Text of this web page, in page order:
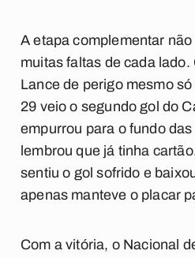
A etapa complementar
muitas faltas de cada
Lance de perigo mesmo
29 veio o segundo gol do
empurrou para o fundo
lembrou que já tinha
sentiu o gol sofrido e
apenas manteve o placar
Com a vitória, o Nacional